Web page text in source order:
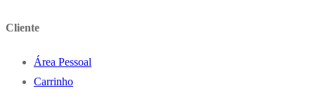
Cliente
Área Pessoal
Carrinho